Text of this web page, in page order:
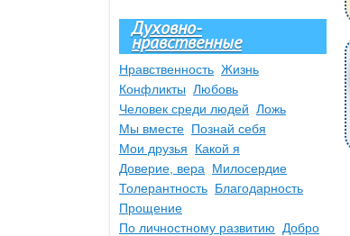
Духовно-
нравственные
Нравственность Жизнь
Конфликты Любовь
Человек среди людей Ложь
Мы вместе Познай себя
Мои друзья
Какой я
Доверие, вера
Милосердие
Толерантность Благодарность
Прощение
По личностному развитию
Добро